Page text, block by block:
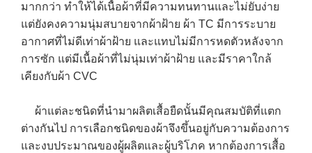
มากกว่า ทำให้ได้เนื้อผ้าที่มีความทนทานและไม่ยับง่าย
แต่ยังคงความนุ่มสบายจากผ้าฝ้าย ผ้า TC มีการระบาย
อากาศที่ไม่ดีเท่าผ้าฝ้าย และแทบไม่มีการหดตัวหลังจาก
การซัก แต่มีเนื้อผ้าที่ไม่นุ่มเท่าผ้าฝ้าย และมีราคาใกล้
เคียงกับผ้า CVC
ผ้าแต่ละชนิดที่นำมาผลิตเสื้อยืดนั้นมีคุณสมบัติที่แตก
ต่างกันไป การเลือกชนิดของผ้าจึงขึ้นอยู่กับความต้องการ
และงบประมาณของผู้ผลิตและผู้บริโภค หากต้องการเสื้อ